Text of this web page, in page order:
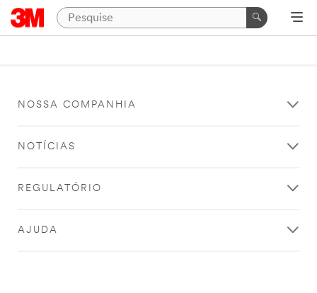
NOSSA COMPANHIA
NOTÍCIAS
REGULATÓRIO
AJUDA